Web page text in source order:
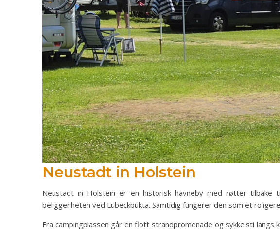
Neustadt in Holstein
Neustadt in Holstein er en historisk havneby med røtter
beliggenheten ved Lübeckbukta. Samtidig fungerer den som et
Fra campingplassen går en flott strandpromenade og sykkelsti